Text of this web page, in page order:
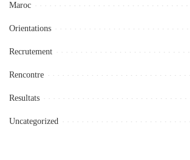
Maroc
Orientations
Recrutement
Rencontre
Resultats
Uncategorized